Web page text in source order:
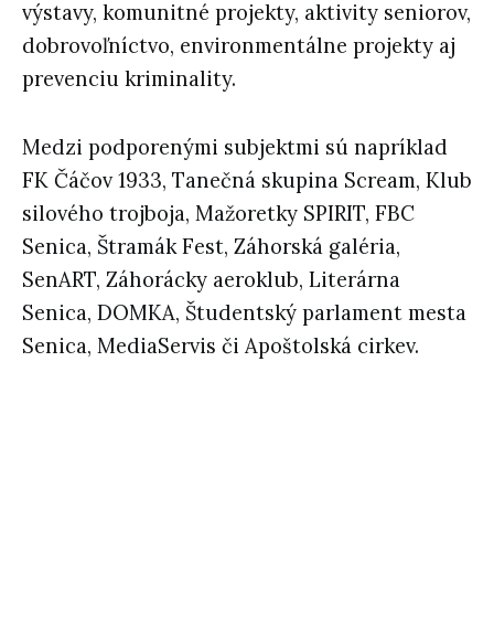
výstavy, komunitné projekty, aktivity seniorov,
dobrovoľníctvo, environmentálne projekty aj
prevenciu kriminality.
Medzi podporenými subjektmi sú napríklad
FK Čáčov 1933, Tanečná skupina Scream, Klub
silového trojboja, Mažoretky SPIRIT, FBC
Senica, Štramák Fest, Záhorská galéria,
SenART, Záhorácky aeroklub, Literárna
Senica, DOMKA, Študentský parlament mesta
Senica, MediaServis či Apoštolská cirkev.